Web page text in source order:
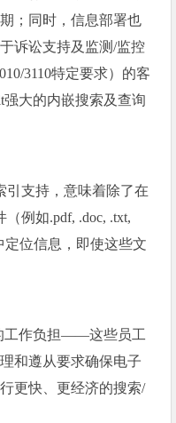
；同时，信息部署也
诉讼支持及监测/监控
3110特定要求）的客
强大的内嵌搜索及查询
引支持，意味着除了在
例如.pdf, .doc, .txt,
定位信息，即使这些文
工作负担——这些员工
和遵从要求确保电子
更快、更经济的搜索/